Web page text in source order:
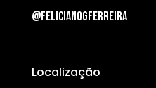
@felicianogferreira
Localização